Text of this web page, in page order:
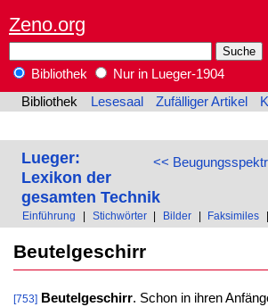
Zeno.org
Bibliothek
Nur in Lueger-1904
Bibliothek
Lesesaal Zufälliger Artikel
<<
Lueger:
Lexikon der
gesamten Technik
Einführung Stichwörter Bilder Faksimiles
Beutelgeschirr
[753] Beutelgeschirr. Schon in ihren